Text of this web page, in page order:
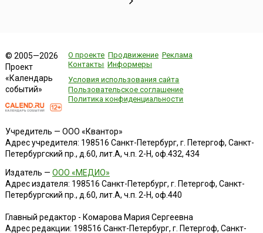
© 2005—2026
Проект
«Календарь
событий»
О проекте Продвижение Реклама
Контакты Информеры
Условия использования сайта
Пользовательское соглашение
Политика конфиденциальности
Учредитель — ООО «Квантор»
Адрес учредителя: 198516 Санкт-Петербург, г. Петергоф, Санкт-
Петербургский пр., д.60, лит.А, ч.п. 2-Н, оф.432, 434
Издатель — ООО «МЕДИО»
Адрес издателя: 198516 Санкт-Петербург, г. Петергоф, Санкт-
Петербургский пр., д.60, лит.А, ч.п. 2-Н, оф.440
Главный редактор - Комарова Мария Сергеевна
Адрес редакции: 198516 Санкт-Петербург, г. Петергоф, Санкт-